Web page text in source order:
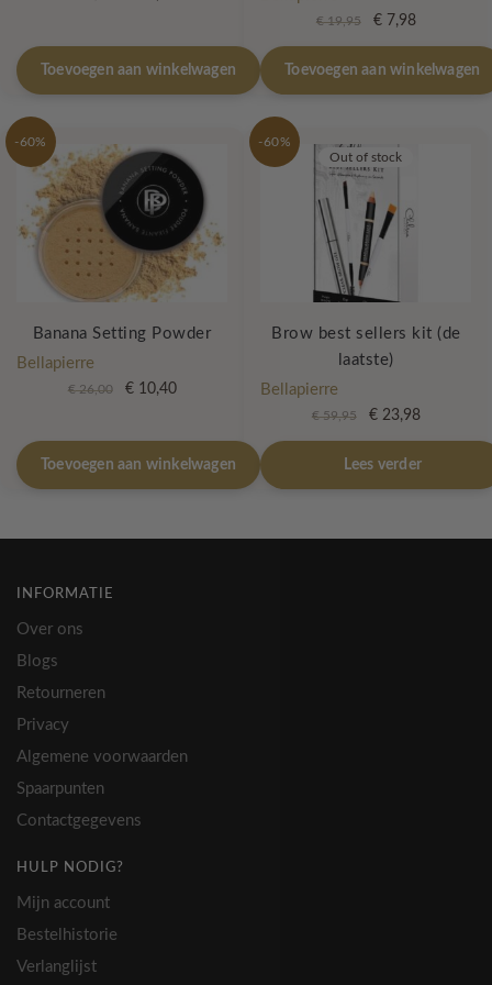
€ 25,00.€ 10,00.
Toevoegen aan winkelwagen
€19,95
Oorspronkelijke
prijs
was:
€ 19,95.
€7,98Huidige
prijs
is:
€ 7,98.
Toevoegen aan winkelwagen
-60%
Banana Setting Powder
Bellapierre
€26,00
Oorspronkelijke
€ 26,00.
€10,40Huidige
€ 10,40.
Toevoegen aan winkelwagen
-60%
Out of stock
Brow best sellers kit (de
laatste)
Bellapierre
€59,95
Oorspronkelijke
prijs
was:
€ 59,95.
€23,98Huidige
prijs
is:
€ 23,98.
Lees verder
INFORMATIE
Over ons
Blogs
Retourneren
Privacy
Algemene voorwaarden
Spaarpunten
Contactgegevens
HULP NODIG?
Mijn account
Bestelhistorie
Verlanglijst